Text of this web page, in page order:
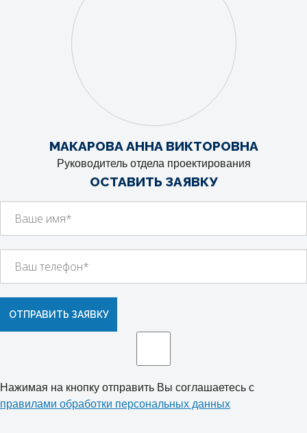
МАКАРОВА АННА ВИКТОРОВНА
Руководитель отдела проектирования
ОСТАВИТЬ ЗАЯВКУ
ОТПРАВИТЬ ЗАЯВКУ
Нажимая на кнопку отправить Вы соглашаетесь с
правилами обработки персональных данных